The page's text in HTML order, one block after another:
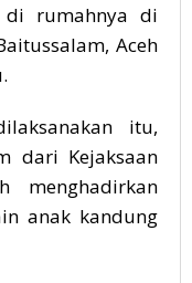
di rumahnya di
Aceh
itu,
dari Kejaksaan
menghadirkan
anak kandung